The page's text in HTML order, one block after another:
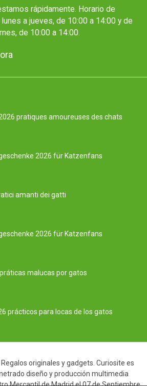
rápidamente. Horario de
a jueves, de 10:00 a 14:00 y de
de 10:00 a 14:00.
pratiques amoureuses des chats
2026 für Katzenfans
amanti dei gatti
2026 für Katzenfans
malucas por gatos
prácticos para locas de los gatos
originales y gadgets. Curiosite es
diseño y producción multimedia